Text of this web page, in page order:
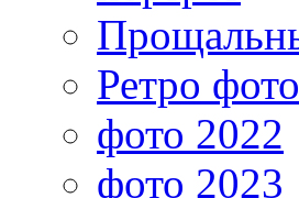
Ретро фото
фото 2022
фото 2023